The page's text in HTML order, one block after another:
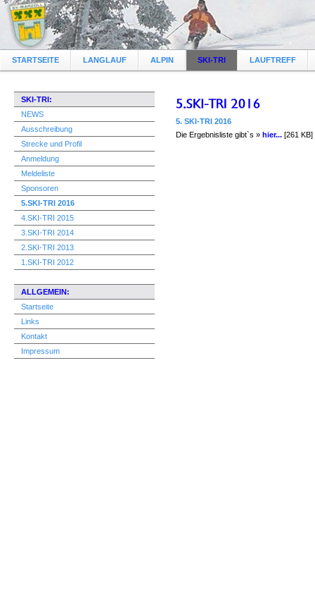
STARTSEITE LANGLAUF ALPIN SKI-TRI LAUFTREFF
SKI-TRI:
NEWS
Ausschreibung
Strecke und Profil
Anmeldung
Meldeliste
Sponsoren
5.SKI-TRI 2016
4.SKI-TRI 2015
3.SKI-TRI 2014
2.SKI-TRI 2013
1.SKI-TRI 2012
ALLGEMEIN:
Startseite
Links
Kontakt
Impressum
5. SKI-TRI 2016
Die Ergebnisliste gibt`s » hier... [261 KB]